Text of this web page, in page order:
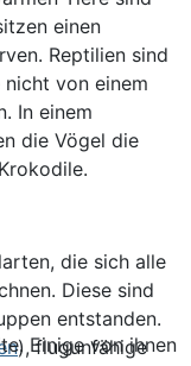
einen
Reptilien sind
von einem
In einem
die Vögel die
die sich alle
Diese sind
entstanden.
), flugunfähige
Einige von ihnen